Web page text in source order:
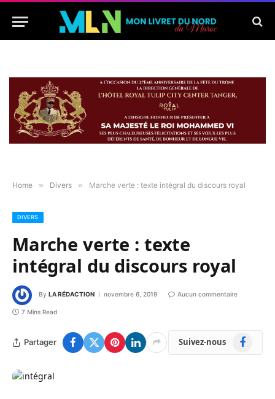
Home » Divers » Marche verte : texte intégral du discours royal
DIVERS
Marche verte : texte
intégral du discours royal
By LA RÉDACTION novembre 6, 2019 Aucun commentaire
7 Mins Read
Partager Suivez-nous Facebook